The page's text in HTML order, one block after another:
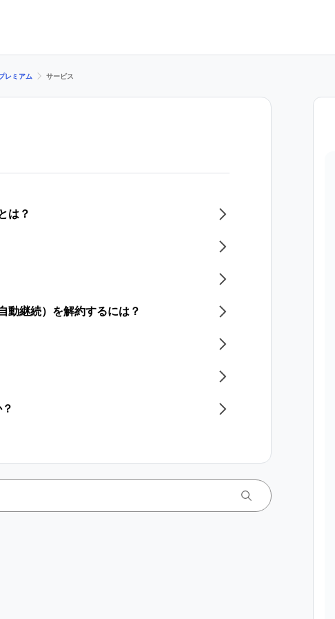
レミアム サービス
は？
動継続）を解約するには？